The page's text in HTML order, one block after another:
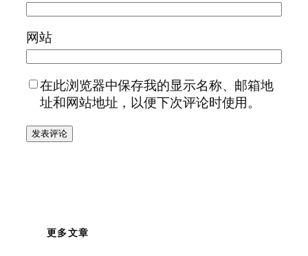
网站
在此浏览器中保存我的显示名称、邮箱地
址和网站地址，以便下次评论时使用。
更多文章